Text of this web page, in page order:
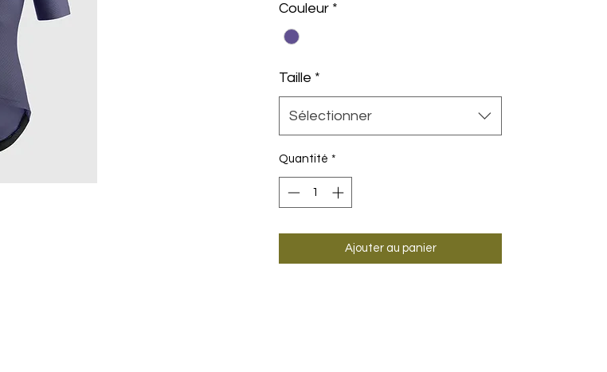
S11 zeichnet sich durch sein
ultraleichtes, intensiv kühlendes AirCell
Textil und die Second-skin-
Couleur *
Taille *
Sélectionner
Quantité *
Ajouter au panier